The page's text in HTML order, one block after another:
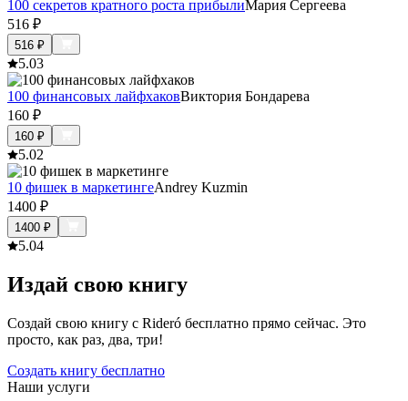
100 секретов кратного роста прибылиМария Сергеева
516 ₽
516 ₽
5.03
100 финансовых лайфхаковВиктория Бондарева
160 ₽
160 ₽
5.02
10 фишек в маркетингеAndrey Kuzmin
1400 ₽
1400 ₽
5.04
Издай свою книгу
Создай свою книгу с Rideró бесплатно прямо сейчас. Это
просто, как раз, два, три!
Создать книгу бесплатно
Наши услуги